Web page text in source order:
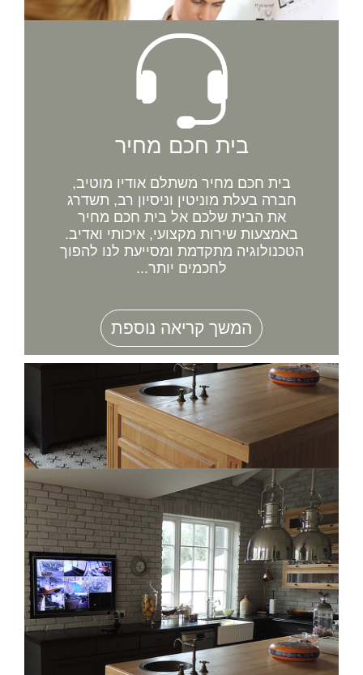
בית חכם מחיר
בית חכם מחיר משתלם אודיו מוטיב,
חברה בעלת מוניטין וניסיון רב, תשדרג
את הבית שלכם אל בית חכם מחיר
באמצעות שירות מקצועי, איכותי ואדיב.
הטכנולוגיה מתקדמת ומסייעת לנו להפוך
לחכמים יותר...
המשך קריאה נוספת